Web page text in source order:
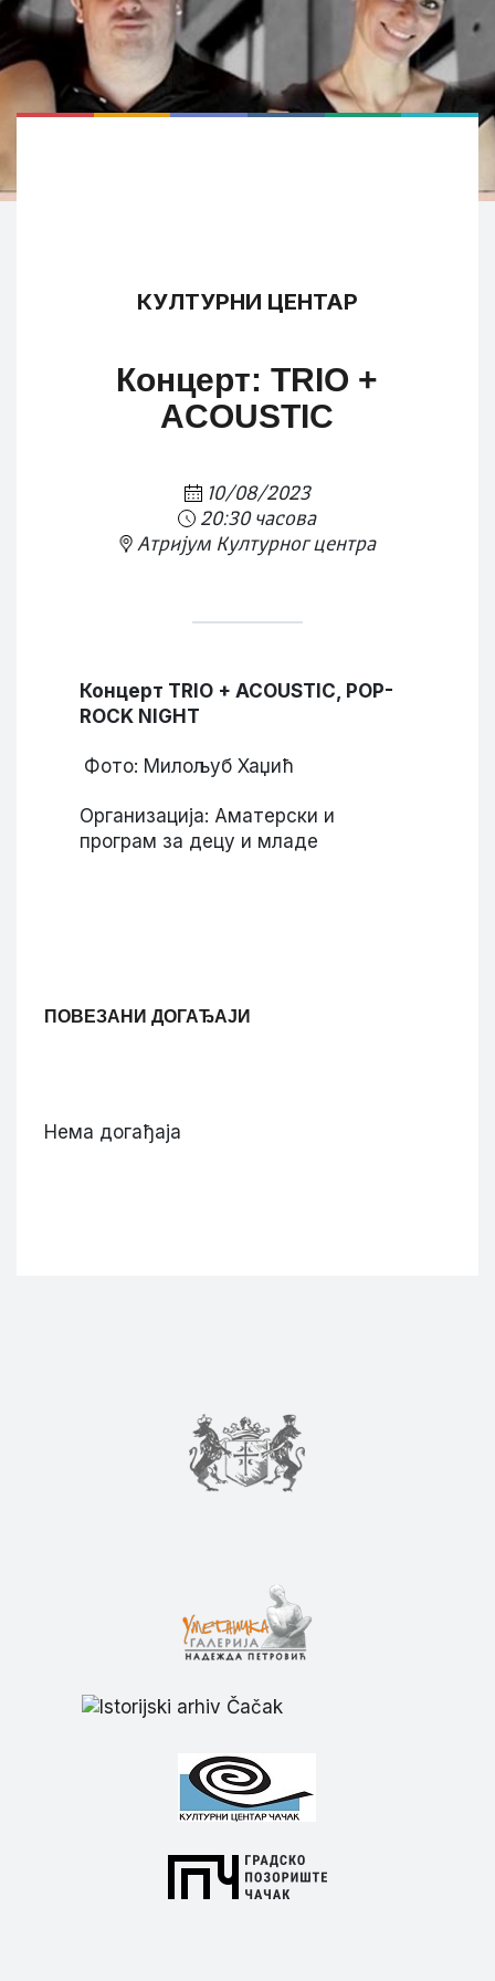
КУЛТУРНИ ЦЕНТАР
Концерт: ТRIO +
ACOUSTIC
10/08/2023
20:30 часова
Атријум Културног центра
Концерт Т RIO+ ACOUSTIC, POP-
ROCK NIGHT
Фото: Милољуб Хаџић
Организација: Аматерски и
програм за децу и младе
ПОВЕЗАНИ ДОГАЂАЈИ
Нема догађаја